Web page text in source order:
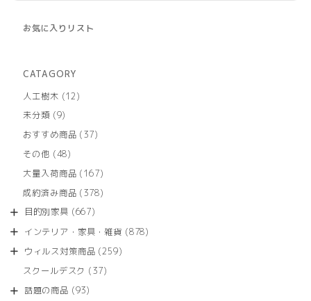
お気に入りリスト
CATAGORY
人工樹木
1212
商
未分類 99
の
商
おすすめ商品 3737
商
その他 4848
の
商
大量入荷商品 167167
の
成約済み商品 378378
商
目的別家具 667667
の
商
インテリア・家具・雑貨 878878
ウィルス対策商品 259259
スクールデスク 3737
話題の商品 9393